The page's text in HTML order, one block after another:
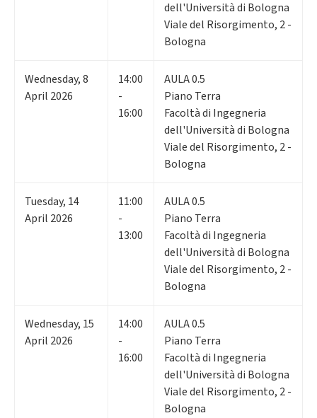
dell'Università di Bologna
Viale del Risorgimento, 2 -
Bologna
Wednesday,8
April 2026
14:00
-
16:00
AULA 0.5
Piano Terra
Facoltà di Ingegneria
dell'Università di Bologna
Viale del Risorgimento, 2 -
Bologna
Tuesday, 14
April 2026
11:00
-
13:00
AULA 0.5
Piano Terra
Facoltà di Ingegneria
dell'Università di Bologna
Viale del Risorgimento, 2 -
Bologna
Wednesday, 15
April 2026
14:00
-
16:00
AULA 0.5
Piano Terra
Facoltà di Ingegneria
dell'Università di Bologna
Viale del Risorgimento, 2 -
Bologna